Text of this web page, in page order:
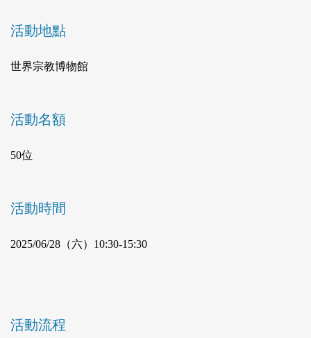
活動地點
世界宗教博物館
活動名額
50位
活動時間
2025/06/28（六）10:30-15:30
活動流程